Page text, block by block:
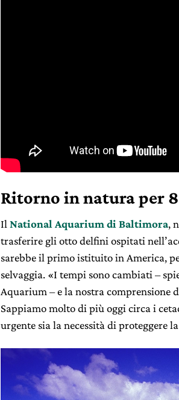
Ritorno in natura per
Il National Aquarium di Baltimora,
trasferire gli otto delfini ospitati
sarebbe il primo istituito in America,
selvaggia. «I tempi sono cambiati –
Aquarium – e la nostra comprensione
Sappiamo molto di più oggi circa i
urgente sia la necessità di proteggere